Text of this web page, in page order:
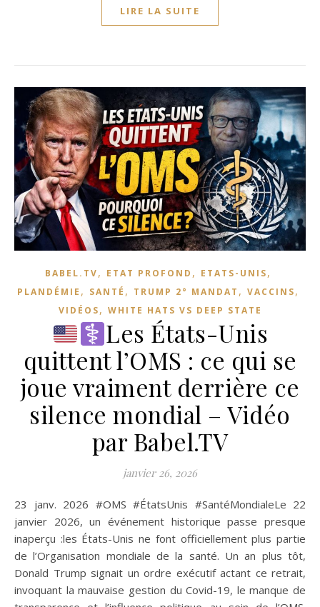
LIRE LA SUITE
BABEL.TV, ETAT PROFOND , ETATS-UNIS,
PLANDÉMIE , SANTÉ , TRUMP 2° MANDAT , VACCINS,
VIDÉOS, WHITE HATS VS DEEP STATE
Les États-Unis
quittent l’OMS : ce qui se
joue vraiment derrière ce
silence mondial – Vidéo
par Babel.TV
janvier 26, 2026
23 janv. 2026 #OMS #ÉtatsUnis #SantéMondialeLe 22
janvier 2026, un événement historique passe presque
inaperçu :les États-Unis ne font officiellement plus partie
de l’Organisation mondiale de la santé. Un an plus tôt,
Donald Trump signait un ordre exécutif actant ce retrait,
invoquant la mauvaise gestion du Covid-19, le manque de